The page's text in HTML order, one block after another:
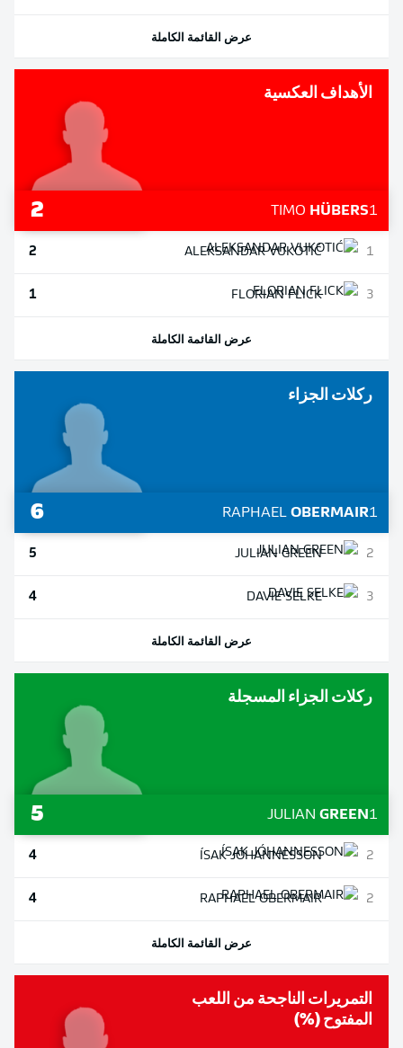
عرض القائمة الكاملة
الأهداف العكسية
1
TIMO HÜBERS
2
1
ALEKSANDARVUKOTIĆ
2
3
FLORIANFLICK
1
عرض القائمة الكاملة
ركلات الجزاء
1
RAPHAEL OBERMAIR
6
2
JULIANGREEN
5
3
DAVIESELKE
4
عرض القائمة الكاملة
ركلات الجزاء المسجلة
1
JULIAN GREEN
5
2
ÍSAKJÓHANNESSON
4
2
RAPHAELOBERMAIR
4
عرض القائمة الكاملة
التمريرات الناجحة من اللعب
المفتوح (%)